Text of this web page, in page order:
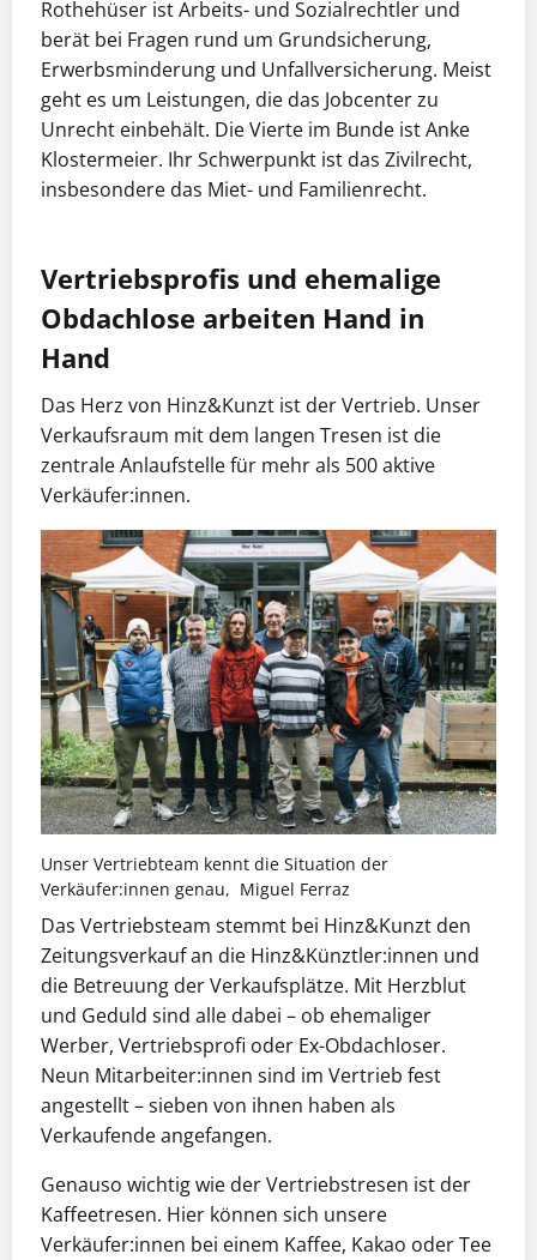
Rothehüser ist Arbeits- und Sozialrechtler und
berät bei Fragen rund um Grundsicherung,
Erwerbsminderung und Unfallversicherung. Meist
geht es um Leistungen, die das Jobcenter zu
Unrecht einbehält. Die Vierte im Bunde ist Anke
Klostermeier. Ihr Schwerpunkt ist das Zivilrecht,
insbesondere das Miet- und Familienrecht.
Vertriebsprofis und ehemalige
Obdachlose arbeiten Hand in
Hand
Das Herz von Hinz&Kunzt ist der Vertrieb. Unser
Verkaufsraum mit dem langen Tresen ist die
zentrale Anlaufstelle für mehr als 500 aktive
Verkäufer:innen.
Unser Vertriebteam kennt die Situation der
Verkäufer:innen genau, Miguel Ferraz
Das Vertriebsteam stemmt bei Hinz&Kunzt den
Zeitungsverkauf an die Hinz&Künztler:innen und
die Betreuung der Verkaufsplätze. Mit Herzblut
und Geduld sind alle dabei – ob ehemaliger
Werber, Vertriebsprofi oder Ex-Obdachloser.
Neun Mitarbeiter:innen sind im Vertrieb fest
angestellt – sieben von ihnen haben als
Verkaufende angefangen.
Genauso wichtig wie der Vertriebstresen ist der
Kaffeetresen. Hier können sich unsere
Verkäufer:innen bei einem Kaffee, Kakao oder Tee